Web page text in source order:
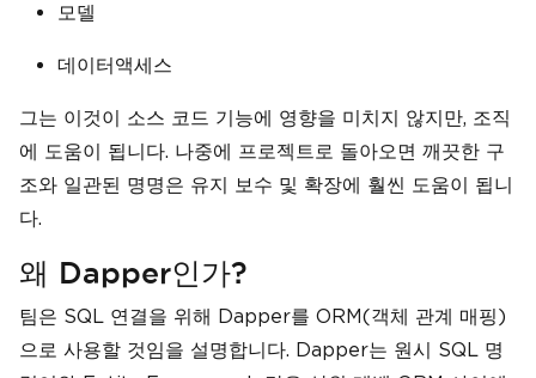
모델
데이터액세스
그는 이것이 소스 코드 기능에 영향을 미치지 않지만, 조직
에 도움이 됩니다. 나중에 프로젝트로 돌아오면 깨끗한 구
조와 일관된 명명은 유지 보수 및 확장에 훨씬 도움이 됩니
다.
왜 Dapper인가?
팀은 SQL 연결을 위해 Dapper를 ORM(객체 관계 매핑)
으로 사용할 것임을 설명합니다. Dapper는 원시 SQL 명